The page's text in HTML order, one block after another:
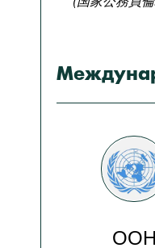
ООН